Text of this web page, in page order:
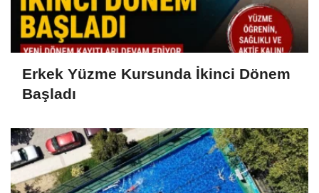
Erkek Yüzme Kursunda İkinci Dönem
Başladı